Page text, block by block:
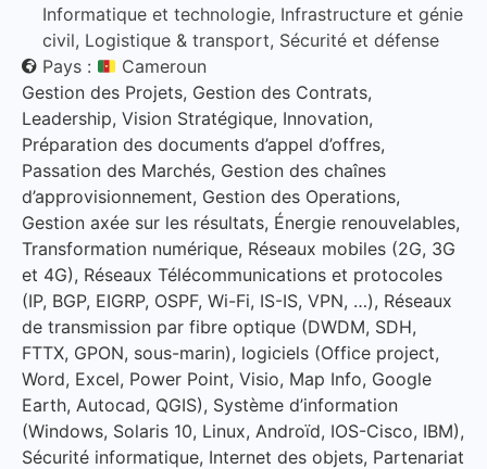
Informatique et technologie, Infrastructure et génie
civil, Logistique & transport, Sécurité et défense
Pays :
Cameroun
Gestion des Projets, Gestion des Contrats,
Leadership, Vision Stratégique, Innovation,
Préparation des documents d’appel d’offres,
Passation des Marchés, Gestion des chaînes
d’approvisionnement, Gestion des Operations,
Gestion axée sur les résultats, Énergie renouvelables,
Transformation numérique, Réseaux mobiles (2G, 3G
et 4G), Réseaux Télécommunications et protocoles
(IP, BGP, EIGRP, OSPF, Wi-Fi, IS-IS, VPN, …), Réseaux
de transmission par fibre optique (DWDM, SDH,
FTTX, GPON, sous-marin), logiciels (Office project,
Word, Excel, Power Point, Visio, Map Info, Google
Earth, Autocad, QGIS), Système d’information
(Windows, Solaris 10, Linux, Androïd, IOS-Cisco, IBM),
Sécurité informatique, Internet des objets, Partenariat